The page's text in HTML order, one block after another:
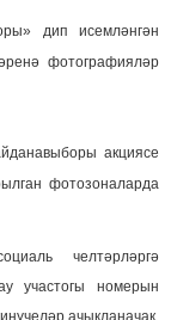
дип исемләнгән
фотографияләр
акциясе
фотозоналарда
челтәрләргә
участогы номерын
ачыкланачак.